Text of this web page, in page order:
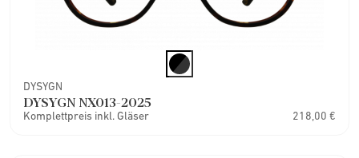
DYSYGN
DYSYGN NX013-2025
Komplettpreis inkl. Gläser 218,00 €